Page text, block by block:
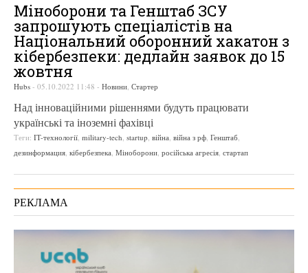
Міноборони та Генштаб ЗСУ
запрошують спеціалістів на
Національний оборонний хакатон з
кібербезпеки: дедлайн заявок до 15
жовтня
Hubs - 05.10.2022 11:48 - Новини, Стартер
Над інноваційними рішеннями будуть працювати
українські та іноземні фахівці
Теги: IT-технології, military-tech, startup, війна, війна з рф, Генштаб,
дезинформация, кібербезпека, Міноборони, російська агресія, стартап
РЕКЛАМА